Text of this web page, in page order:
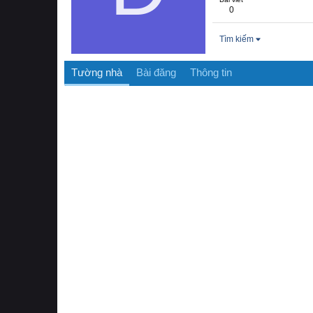
0
Tìm kiếm
Tường nhà Bài đăng Thông tin